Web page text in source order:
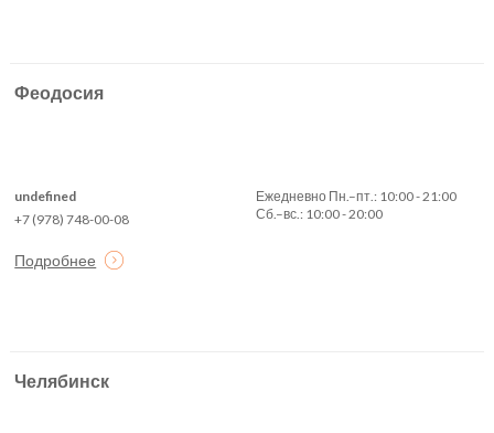
Феодосия
undefined
+7 (978) 748-00-08
Подробнее
Ежедневно Пн.–пт.: 10:00 - 21:00
Сб.–вс.: 10:00 - 20:00
Челябинск